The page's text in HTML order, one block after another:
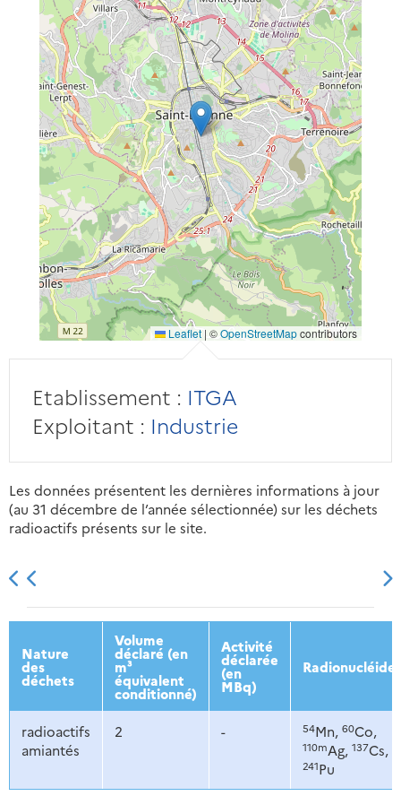
Leaflet | ©OpenStreetMapcontributors
Etablissement : ITGA
Exploitant : Industrie
Les données présentent les dernières informations à jour
(au 31 décembre de l’année sélectionnée) sur les déchets
radioactifs présents sur le site.
2013 2014 2015 2016
Nature
des
déchets
Volume
déclaré (en
m³
équivalent
conditionné)
Activité
déclarée
(en
MBq)
Radionucléides
radioactifs
amiantés
2 - 54Mn, 60Co,
110mAg, 137Cs,
241Pu